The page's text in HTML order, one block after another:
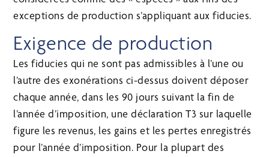
exceptions de production s’appliquant aux fiducies.
Exigence de production
Les fiducies qui ne sont pas admissibles à l’une ou
l’autre des exonérations ci-dessus doivent déposer
chaque année, dans les 90 jours suivant la fin de
l’année d’imposition, une déclaration T3 sur laquelle
figure les revenus, les gains et les pertes enregistrés
pour l’année d’imposition. Pour la plupart des